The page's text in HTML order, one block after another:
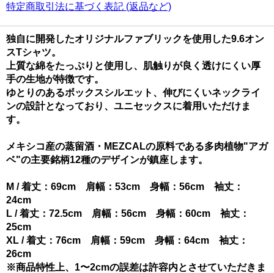
特定商取引法に基づく表記 (返品など)
独自に開発したオリジナルファブリックを使用した9.6オン
スTシャツ。
上質な綿をたっぷりと使用し、肌触りが良く透けにくい厚
手の生地が特徴です。
ゆとりのあるボックスシルエット、伸びにくいネックライ
ンの設計となっており、ユニセックスに着用いただけま
す。
メキシコ産の蒸留酒・MEZCALの原料である多肉植物"アガ
ベ"の主要銘柄12種のデザインが鎮座します。
M / 着丈：69cm 肩幅：53cm 身幅：56cm 袖丈：
24cm
L / 着丈：72.5cm 肩幅：56cm 身幅：60cm 袖丈：
25cm
XL / 着丈：76cm 肩幅：59cm 身幅：64cm 袖丈：
26cm
※商品特性上、1〜2cmの誤差は許容内とさせていただきま